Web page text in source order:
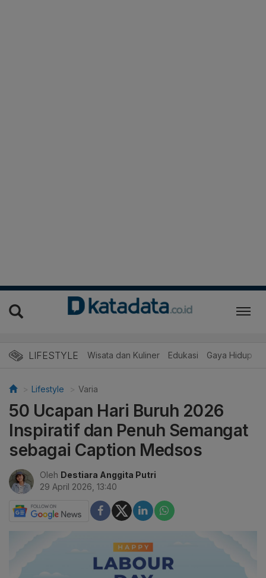
LIFESTYLE Wisata dan Kuliner Edukasi Gaya Hidup
Lifestyle Varia
50 Ucapan Hari Buruh 2026
Inspiratif dan Penuh Semangat
sebagai Caption Medsos
Oleh Destiara Anggita Putri
29 April 2026, 13:40